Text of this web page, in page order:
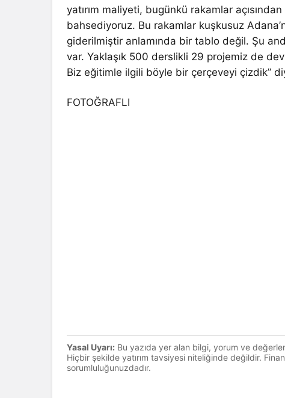
yatırım maliyeti, bugünkü rakamlar
bahsediyoruz. Bu rakamlar kuşkusuz
giderilmiştir anlamında bir tablo değil. Şu
var. Yaklaşık 500 derslikli 29 projemiz de
Biz eğitimle ilgili böyle bir çerçeveyi çizdik”
FOTOĞRAFLI
Yasal Uyarı: Bu yazıda yer alan bilgi, yorum ve
Hiçbir şekilde yatırım tavsiyesi niteliğinde değildir.
sorumluluğunuzdadır.